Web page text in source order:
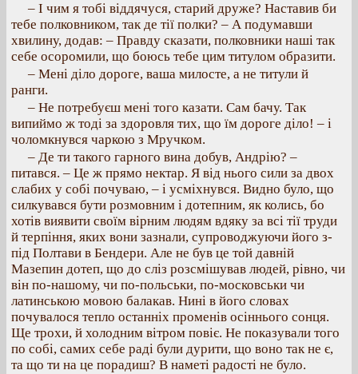
– І чим я тобі віддячуся, старий друже? Наставив би
тебе полковником, так де тії полки? – А подумавши
хвилину, додав: – Правду сказати, полковники наші так
себе осоромили, що боюсь тебе цим титулом образити.
– Мені діло дороге, ваша милосте, а не титули й
ранги.
– Не потребуєш мені того казати. Сам бачу. Так
випиймо ж тоді за здоровля тих, що їм дороге діло! – і
чоломкнувся чаркою з Мручком.
– Де ти такого гарного вина добув, Андрію? –
питався. – Це ж прямо нектар. Я від нього сили за двох
слабих у собі почуваю, – і усміхнувся. Видно було, що
силкувався бути розмовним і дотепним, як колись, бо
хотів виявити своїм вірним людям вдяку за всі тії труди
й терпіння, яких вони зазнали, супроводжуючи його з-
під Полтави в Бендери. Але не був це той давній
Мазепин дотеп, що до сліз розсмішував людей, рівно, чи
він по-нашому, чи по-польськи, по-московськи чи
латинською мовою балакав. Нині в його словах
почувалося тепло останніх променів осіннього сонця.
Ще трохи, й холодним вітром повіє. Не показували того
по собі, самих себе раді були дурити, що воно так не є,
та що ти на це порадиш? В наметі радості не було.